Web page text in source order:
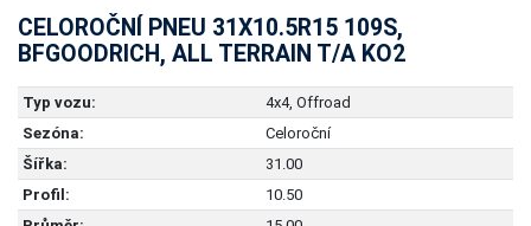
CELOROČNÍ PNEU 31X10.5R15 109S,
BFGOODRICH, ALL TERRAIN T/A KO2
Typ vozu:
4x4, Offroad
Sezóna:
Celoroční
Šířka:
31.00
Profil:
10.50